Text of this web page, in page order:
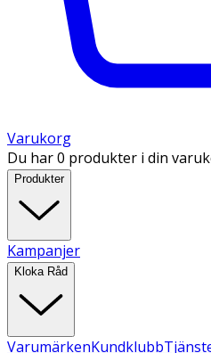
Varukorg
Du har 0 produkter i din
Produkter
Kampanjer
Kloka Råd
VarumärkenKundklubb